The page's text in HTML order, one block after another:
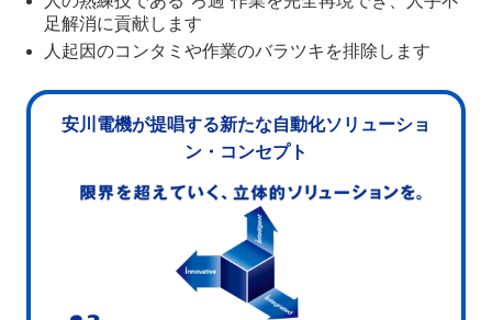
足解消に貢献します
人起因のコンタミや作業のバラツキを排除します
安川電機が提唱する新たな自動化ソリューショ
ン・コンセプト